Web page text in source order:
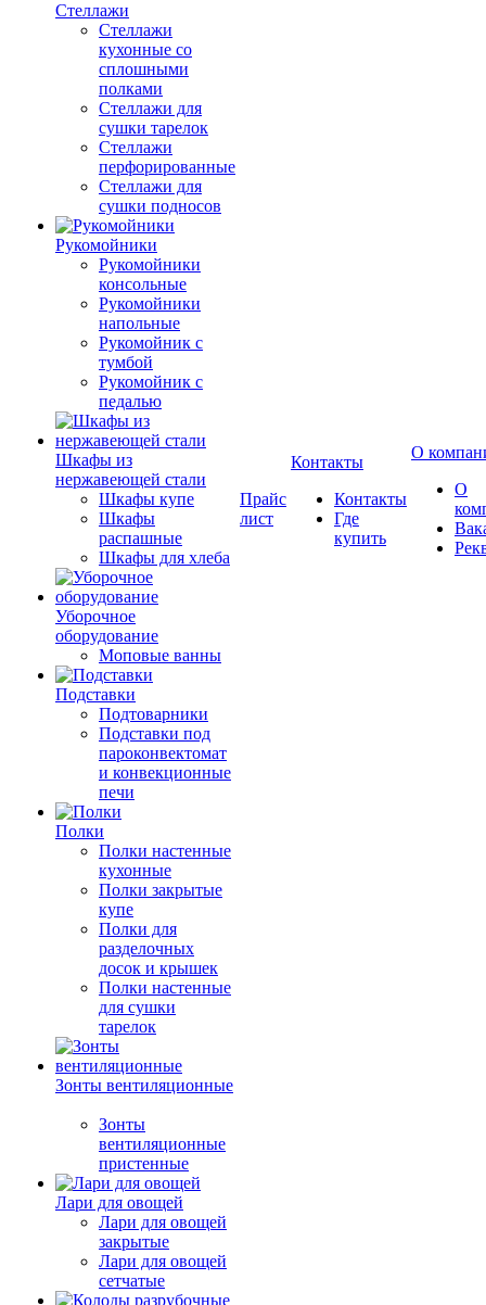
Стеллажи
Стеллажи
кухонные со
сплошными
полками
Стеллажи для
сушки тарелок
Стеллажи
перфорированные
Стеллажи для
сушки подносов
Рукомойники
Рукомойники
консольные
Рукомойники
напольные
Рукомойник с
тумбой
Рукомойник с
педалью
Шкафы из
нержавеющей стали
Шкафы купе
Шкафы
распашные
Шкафы для хлеба
Уборочное
оборудование
Моповые ванны
Подставки
Подтоварники
Подставки под
пароконвектомат
и конвекционные
печи
Полки
Полки настенные
кухонные
Полки закрытые
купе
Полки для
разделочных
досок и крышек
Полки настенные
для сушки
тарелок
Зонты вентиляционные
Зонты
вентиляционные
пристенные
Лари для овощей
Лари для овощей
закрытые
Лари для овощей
сетчатые
Прайс
лист
Контакты
Контакты
Где
купить
О
О